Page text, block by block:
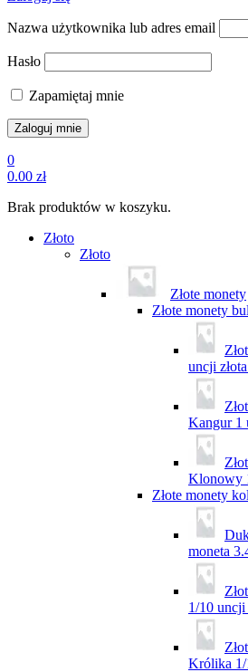
Nazwa użytkownika lub adres email
Hasło
Zapamiętaj mnie
0
0.00 zł
Brak produktów w koszyku.
Złoto
Złoto
Złote monety
Złote monety
uncji
Kangur 1
Klonowy
Złote monety
moneta
1/10 uncji
Królika 1/